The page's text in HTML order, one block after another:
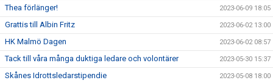
Thea förlänger! 2023-06-09 18:05
Grattis till Albin Fritz 2023-06-02 13:00
HK Malmö Dagen 2023-06-02 08:57
Tack till våra många duktiga ledare och volontärer 2023-05-30 15:37
Skånes Idrottsledarstipendie 2023-05-08 18:00